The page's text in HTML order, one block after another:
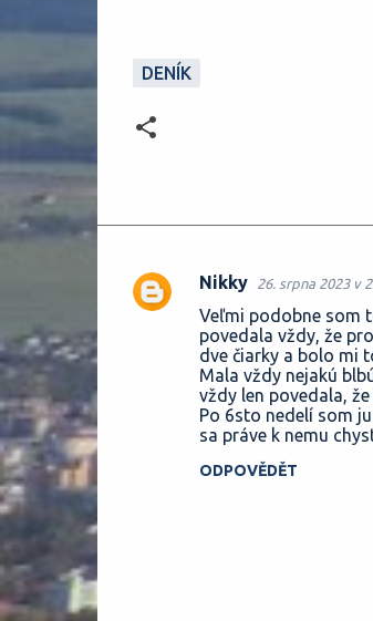
DENÍK
K
Nikky 26. srpna 2023 v
Veľmi podobne som
povedala vždy, že
dve čiarky a bolo mi
Mala vždy nejakú
vždy len povedala,
Po 6sto nedelí som
sa práve k nemu
ODPOVĚDĚT